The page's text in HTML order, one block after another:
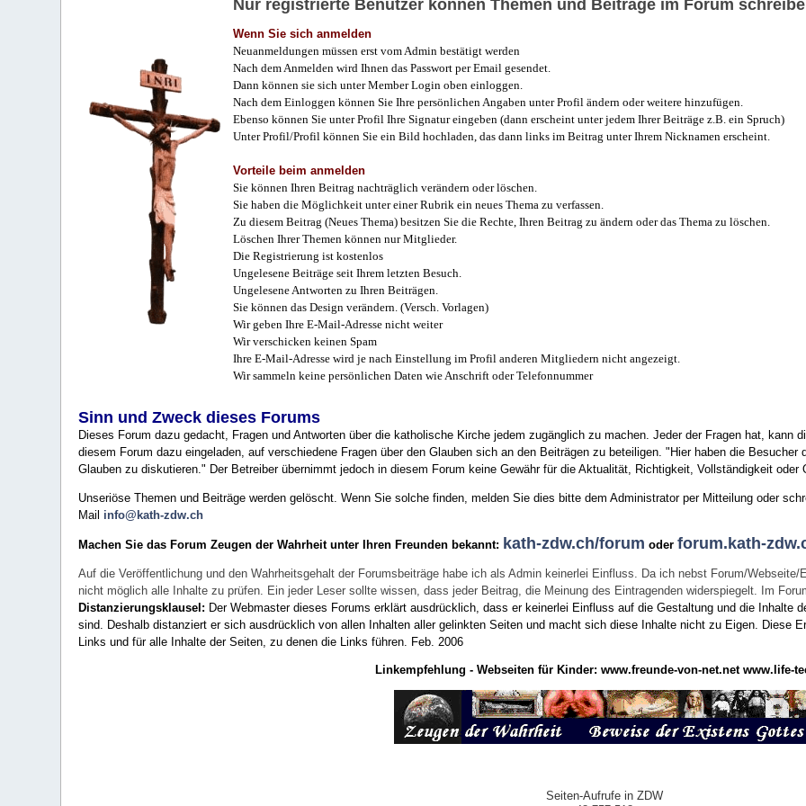
Nur registrierte Benutzer können Themen und Beiträge im Forum
Wenn Sie sich anmelden
Neuanmeldungen müssen erst vom Admin bestätigt werden
Nach dem Anmelden wird Ihnen das Passwort per Email gesendet.
Dann können sie sich unter Member Login oben einloggen.
Nach dem Einloggen können Sie Ihre persönlichen Angaben unter Profil ändern oder weitere hinzufügen.
Ebenso können Sie unter Profil Ihre Signatur eingeben (dann erscheint unter jedem Ihrer Beiträge z.B. ein Spruch)
Unter Profil/Profil können Sie ein Bild hochladen, das dann links im Beitrag unter Ihrem Nicknamen erscheint.
Vorteile beim anmelden
Sie können Ihren Beitrag nachträglich verändern oder löschen.
Sie haben die Möglichkeit unter einer Rubrik ein neues Thema zu verfassen.
Zu diesem Beitrag (Neues Thema) besitzen Sie die Rechte, Ihren Beitrag zu ändern oder das Thema zu löschen.
Löschen Ihrer Themen können nur Mitglieder.
Die Registrierung ist kostenlos
Ungelesene Beiträge seit Ihrem letzten Besuch.
Ungelesene Antworten zu Ihren Beiträgen.
Sie können das Design verändern. (Versch. Vorlagen)
Wir geben Ihre E-Mail-Adresse nicht weiter
Wir verschicken keinen Spam
Ihre E-Mail-Adresse wird je nach Einstellung im Profil anderen Mitgliedern nicht angezeigt.
Wir sammeln keine persönlichen Daten wie Anschrift oder Telefonnummer
Sinn und Zweck dieses Forums
Dieses Forum dazu gedacht, Fragen und Antworten über die katholische Kirche jedem zugänglich zu machen. Jeder der Fragen hat, kann
diesem Forum dazu eingeladen, auf verschiedene Fragen über den Glauben sich an den Beiträgen zu beteiligen. "Hier haben die
Glauben zu diskutieren." Der Betreiber übernimmt jedoch in diesem Forum keine Gewähr für die Aktualität, Richtigkeit, Vollständigkeit
Unseriöse Themen und Beiträge werden gelöscht. Wenn Sie solche finden, melden Sie dies bitte dem Administrator per Mitteilung oder
Mail info@kath-zdw.ch
Machen Sie das Forum Zeugen der Wahrheit unter Ihren Freunden bekannt: kath-zdw.ch/forum oderforum.kath-
Auf die Veröffentlichung und den Wahrheitsgehalt der Forumsbeiträge habe ich als Admin keinerlei Einfluss. Da ich nebst Forum/
nicht möglich alle Inhalte zu prüfen. Ein jeder Leser sollte wissen, dass jeder Beitrag, die Meinung des Eintragenden widerspiegelt. Im
Distanzierungsklausel: Der Webmaster dieses Forums erklärt ausdrücklich, dass er keinerlei Einfluss auf die Gestaltung und die Inhalte
sind. Deshalb distanziert er sich ausdrücklich von allen Inhalten aller gelinkten Seiten und macht sich diese Inhalte nicht zu Eigen. Diese
Links und für alle Inhalte der Seiten, zu denen die Links führen. Feb. 2006
Linkempfehlung - Webseiten für Kinder: www.freunde-von-net.net www.life-
Seiten-Aufrufe in ZDW